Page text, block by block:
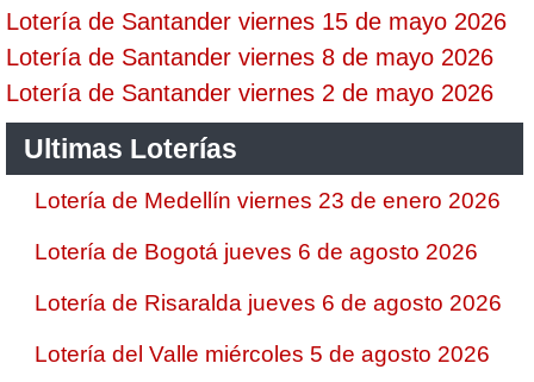
Lotería de Santander viernes 15 de mayo 2026
Lotería de Santander viernes 8 de mayo 2026
Lotería de Santander viernes 2 de mayo 2026
Ultimas Loterías
Lotería de Medellín viernes 23 de enero 2026
Lotería de Bogotá jueves 6 de agosto 2026
Lotería de Risaralda jueves 6 de agosto 2026
Lotería del Valle miércoles 5 de agosto 2026